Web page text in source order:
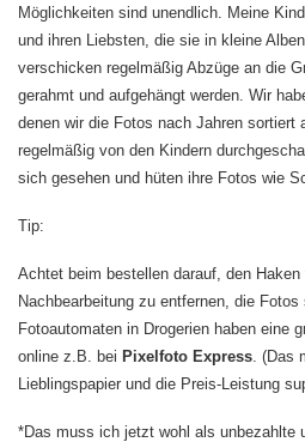
Möglichkeiten sind unendlich. Meine
und ihren Liebsten, die sie in kleine
verschicken regelmäßig Abzüge an die
gerahmt und aufgehängt werden. Wir
denen wir die Fotos nach Jahren sortiert
regelmäßig von den Kindern
sich gesehen und hüten ihre Fotos wie
Tip:
Achtet beim bestellen darauf, den
Nachbearbeitung zu entfernen, die
Fotoautomaten in Drogerien haben eine
online z.B. bei Pixelfoto Express .
Lieblingspapier und die Preis-Leistung
*Das muss ich jetzt wohl als unbezahlte